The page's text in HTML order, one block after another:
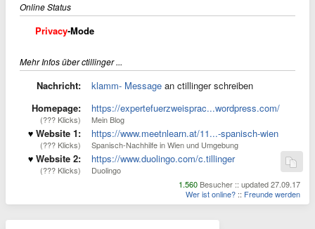
Online Status
Privacy-Mode
Mehr Infos über ctillinger ...
Nachricht: klamm- Message an ctillinger schreiben
Homepage:
(??? Klicks)
https://expertefuerzweisprac...wordpress.com/
Mein Blog
Website 1:
(??? Klicks)
https://www.meetnlearn.at/11...-spanisch-wien
Spanisch-Nachhilfe in Wien und Umgebung
Website 2:
(??? Klicks)
https://www.duolingo.com/c.tillinger
Duolingo
1.560 Besucher :: updated 27.09.17
Wer ist online? :: Freunde werden